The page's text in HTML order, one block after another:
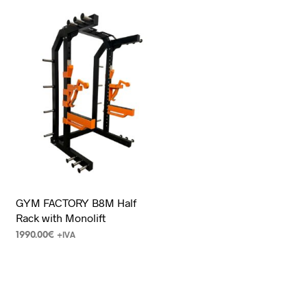
GYM FACTORY B8M Half
Rack with Monolift
1990.00€ +IVA